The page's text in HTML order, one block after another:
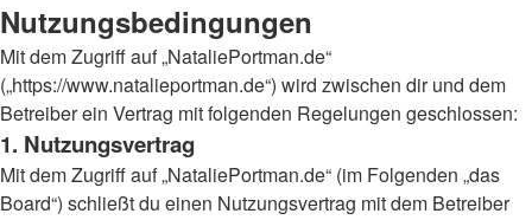
Nutzungsbedingungen
Mit dem Zugriff auf „NataliePortman.de“
(„https://www.natalieportman.de“) wird zwischen dir und dem
Betreiber ein Vertrag mit folgenden Regelungen geschlossen:
1. Nutzungsvertrag
Mit dem Zugriff auf „NataliePortman.de“ (im Folgenden „das
Board“) schließt du einen Nutzungsvertrag mit dem Betreiber